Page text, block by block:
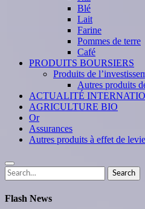
Blé
Lait
Farine
Pommes de terre
Café
PRODUITS BOURSIERS
Produits de
Autres produits
ACTUALITÉ
AGRICULTURE BIO
Or
Assurances
Autres produits à effet de
Search
for:
Search
Flash News